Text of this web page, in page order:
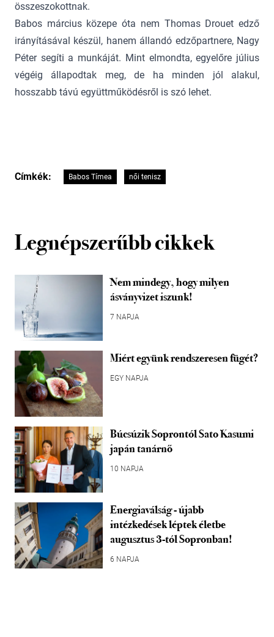
összeszokottnak.
Babos március közepe óta nem Thomas Drouet edző
irányításával készül, hanem állandó edzőpartnere, Nagy
Péter segíti a munkáját. Mint elmondta, egyelőre július
végéig állapodtak meg, de ha minden jól alakul,
hosszabb távú együttműködésről is szó lehet.
Címkék: Babos Tímea női tenisz
Legnépszerűbb cikkek
Nem mindegy, hogy milyen
ásványvizet iszunk!
7 NAPJA
Miért együnk rendszeresen fügét?
EGY NAPJA
Búcsúzik Soprontól Sato Kasumi
japán tanárnő
10 NAPJA
Energiaválság - újabb
intézkedések léptek életbe
augusztus 3-tól Sopronban!
6 NAPJA